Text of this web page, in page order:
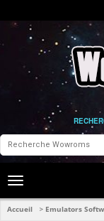
Toggle
navigation
Accueil > Emulators